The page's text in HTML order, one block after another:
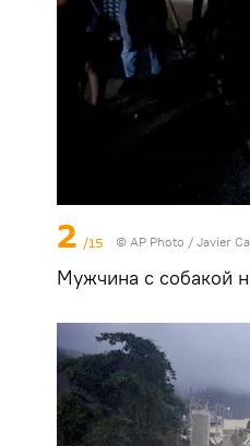
2 /15 © AP Photo / Javier
Мужчина с собакой